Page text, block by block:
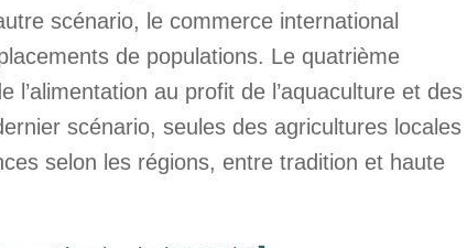
scénario, le commerce international
de populations. Le quatrième
au profit de l’aquaculture et des
scénario, seules des agricultures locales
selon les régions, entre tradition et haute